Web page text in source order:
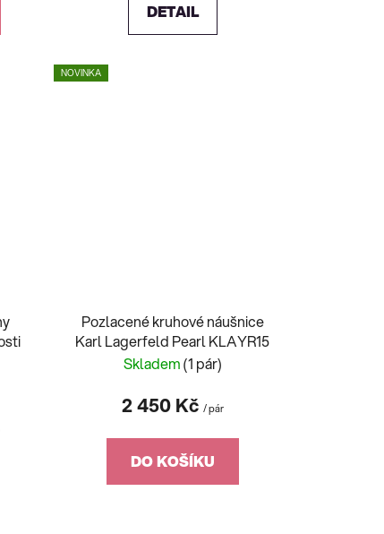
DETAIL
NOVINKA
Pozlacené kruhové náušnice
Karl Lagerfeld Pearl KLAYR15
Skladem(1 pár)
2 450 Kč / pár
DO KOŠÍKU